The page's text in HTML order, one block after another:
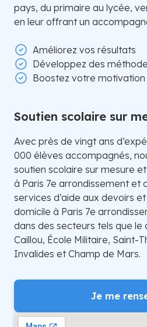
pays, du primaire au lycée,
en leur offrant un
Améliorez vos résultats
Développez des
Boostez votre
Soutien scolaire sur
Avec près de vingt ans
000 élèves accompagnés,
soutien scolaire sur mesure
à Paris 7e arrondissement et
services d’aide aux devoirs
domicile à Paris 7e
dans des secteurs tels que le
Caillou, École Militaire, Saint-
Invalides et Champ de Mars.
Je me